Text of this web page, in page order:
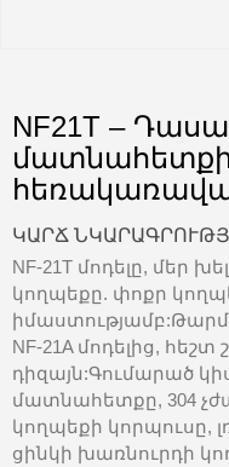
NF21T –
մատնահետքի
ԿԱՐՃ
NF-21T մոդելը, մեր
կողպեքը. փոքր
NF-21A մոդելից,
դիզայն:Գումարած
մատնահետքը, 304
կողպեքի կորպուսը,
ցինկի խառնուրդի